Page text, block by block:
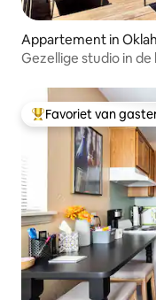
Appartement in
Gezellige studio in
Topfavoriet van
Favoriet van